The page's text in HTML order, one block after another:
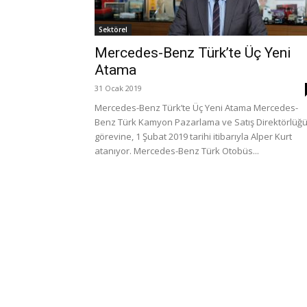
Sektörel
Mercedes-Benz Türk’te Üç Yeni
Atama
31 Ocak 2019
Mercedes-Benz Türk’te Üç Yeni Atama Mercedes-
Benz Türk Kamyon Pazarlama ve Satış Direktörlüğü
görevine, 1 Şubat 2019 tarihi itibarıyla Alper Kurt
atanıyor. Mercedes-Benz Türk Otobüs...